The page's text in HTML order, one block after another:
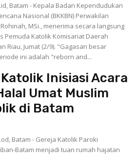
Batam - Kepala Badan Kependudukan
Nasional (BKKBN) Perwakilan
MSi., menerima secara langsung
Pemuda Katolik Komisariat Daerah
(2/9). "Gagasan besar
ini adalah "reborn and...
Inisiasi Acara
Umat Muslim
di Batam
Batam - Gereja Katolik Paroki
Batam menjadi tuan rumah hajatan